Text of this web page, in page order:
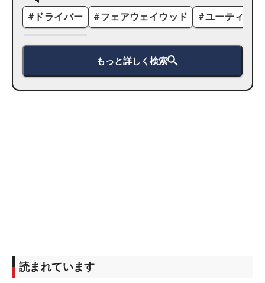
# ドライバー #フェアウェイウッド #ユーティリ
もっと詳しく検索
読まれています